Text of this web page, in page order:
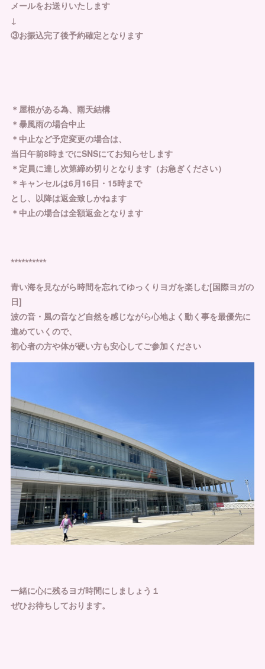
メールをお送りいたします
↓
③お振込完了後予約確定となります
＊屋根がある為、雨天結構
＊暴風雨の場合中止
＊中止など予定変更の場合は、
当日午前8時までにSNSにてお知らせします
＊定員に達し次第締め切りとなります（お急ぎください）
＊キャンセルは6月16日・15時まで
とし、以降は返金致しかねます
＊中止の場合は全額返金となります ⁡
⁡⁎⁎⁎⁎⁎⁎⁎⁎⁎⁎
青い海を見ながら時間を忘れてゆっくりヨガを楽しむ[国際ヨガの
日]
波の音・風の音など自然を感じながら心地よく動く事を最優先に
進めていくので、
初心者の方や体が硬い方も安心してご参加ください
一緒に心に残るヨガ時間にしましょう１
ぜひお待ちしております。